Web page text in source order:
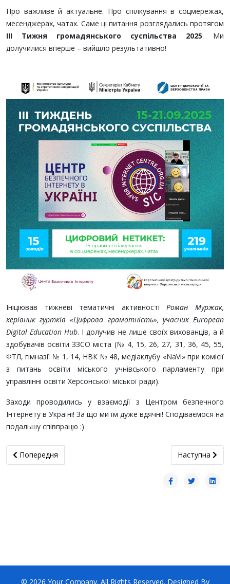
Про важливе й актуальне. Про спілкування в соцмережах,
месенджерах, чатах. Саме ці питання розглядались протягом
ІІІ Тижня громадянського суспільства 2025. Ми
долучилися вперше – вийшло результативно!
Ініціював тижневі тематичні активностіРоман Муржак,
керівник гуртків «Цифрова грамотність», учасник European
Digital Education Hub. І долучив не лише своїх вихованців, а й
здобувачів освіти ЗЗСО міста (№ 4, 15, 26, 27, 31, 36, 45, 55,
ФТЛ, гімназії № 1, 14, НВК № 48, медіаклубу «NaVi» при комісії
з питань освіти міського учнівського парламенту при
управлінні освіти Херсонської міської ради).
Заходи проводились у взаємодії з Центром безпечного
Інтернету в Україні! За що ми їм дуже вдячні! Сподіваємося на
подальшу співпрацю :)
Попередня стаття: Долучайтесь!
Попередня наступна
Наступна
© 2026 Your Company. All Rights Reserved. Designed By